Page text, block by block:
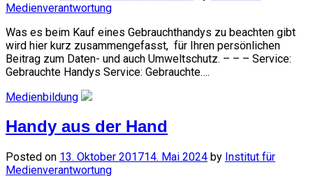
Medienverantwortung
Was es beim Kauf eines Gebrauchthandys zu beachten gibt
wird hier kurz zusammengefasst, für Ihren persönlichen
Beitrag zum Daten- und auch Umweltschutz. – – – Service:
Gebrauchte Handys Service: Gebrauchte….
Medienbildung
Handy aus der Hand
Posted on 13. Oktober 201714. Mai 2024 by Institut für
Medienverantwortung